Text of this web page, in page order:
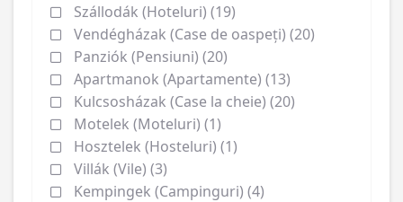
Szállodák (Hoteluri) (19)
Vendégházak (Case de oaspeți) (20)
Panziók (Pensiuni) (20)
Apartmanok (Apartamente) (13)
Kulcsosházak (Case la cheie) (20)
Motelek (Moteluri) (1)
Hosztelek (Hosteluri) (1)
Villák (Vile) (3)
Kempingek (Campinguri) (4)